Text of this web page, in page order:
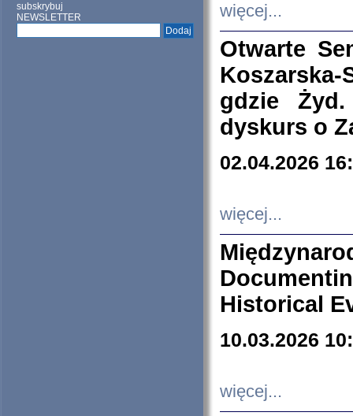
subskrybuj
NEWSLETTER
więcej...
Otwarte
Koszarska-
gdzie
dyskurs o
02.04.2026
więcej...
Historical
10.03.2026
więcej...